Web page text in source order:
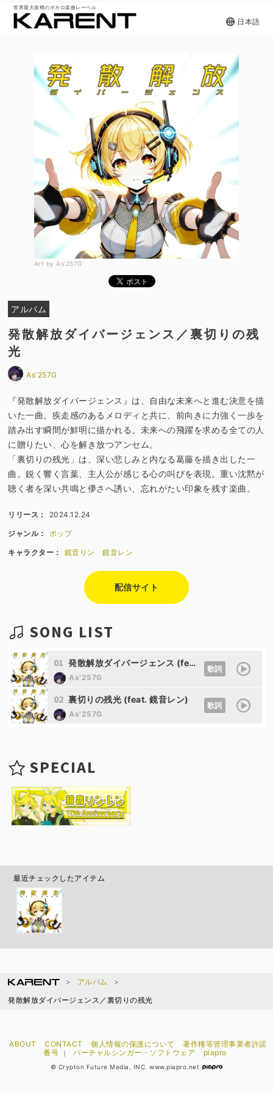
世界最大規模のボカロ楽曲レーベル
日本語
Art by As’257G
アルバム
発散解放ダイバージェンス／裏切りの残
光
As'257G
『発散解放ダイバージェンス』は、自由な未来へと進む決意を描
いた一曲。疾走感のあるメロディと共に、前向きに力強く一歩を
踏み出す瞬間が鮮明に描かれる。未来への飛躍を求める全ての人
に贈りたい、心を解き放つアンセム。
「裏切りの残光」は、深い悲しみと内なる葛藤を描き出した一
曲。鋭く響く言葉、主人公が感じる心の叫びを表現。重い沈黙が
聴く者を深い共鳴と儚さへ誘い、忘れがたい印象を残す楽曲。
リリース： 2024.12.24
ジャンル： ポップ
キャラクター： 鏡音リン 鏡音レン
配信サイト
SONG LIST
01 発散解放ダイバージェンス (feat. 鏡音リン)
As'257G
歌詞
02 裏切りの残光 (feat. 鏡音レン)
As'257G
歌詞
SPECIAL
最近チェックしたアイテム
アルバム
発散解放ダイバージェンス／裏切りの残光
ABOUT CONTACT 個人情報の保護について
著作権等管理事業者許諾
番号
｜ バーチャルシンガー・ソフトウェア piapro
© Crypton Future Media, INC. www.piapro.net